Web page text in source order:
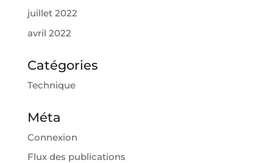
juillet 2022
avril 2022
Catégories
Technique
Méta
Connexion
Flux des publications